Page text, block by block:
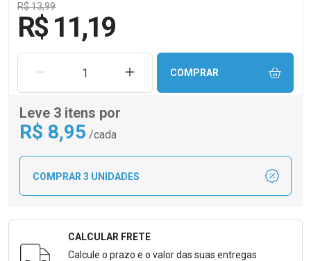
R$ 13,99
R$ 11,19
REMOVER UMA UNIDADEAUMENTAR UMA UNIDADE
COMPRAR
Leve 3 itens por
R$ 8,95 /cada
COMPRAR 3 UNIDADES
Formulário para Calcular o Frete
CALCULAR FRETE
Calcule o prazo e o valor das suas entregas